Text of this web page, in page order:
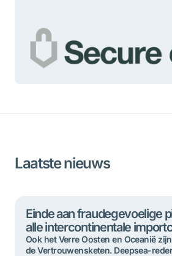
Laatste nieuws
Einde aan fraudegevoelige
alle intercontinentale
Ook het Verre Oosten en Oceanië
de Vertrouwensketen. Deepsea-